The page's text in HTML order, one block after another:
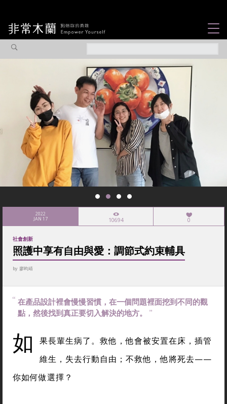
觀點專欄
焦點企劃
社會企業
認識我們
2022
JAN 17 10694 0
社會創新
照護中享有自由與愛：調節式約束輔具
by 廖昀靖
在產品設計裡會慢慢習慣，在一個問題裡面挖到不同的觀
點，然後找到真正要切入解決的地方。
如
果長輩生病了。救他，他會被安置在床，插管
維生，失去行動自由；不救他，他將死去——
你如何做選擇？